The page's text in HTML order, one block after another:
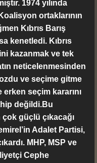
1974 yılında
ortaklarının
Kıbrıs Barış
kenetledi. Kıbrıs
kazanmak ve tek
neticelenmesinden
ve seçime gitme
seçim kararını
değildi.Bu
güçlü çıkacağı
Adalet Partisi,
MHP, MSP ve
Cephe